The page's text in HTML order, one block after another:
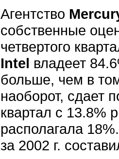
Агентство
собственные
четвертого
Intel владеет
больше, чем в
наоборот, сдает
квартал с 13.8%
располагала
за 2002 г.